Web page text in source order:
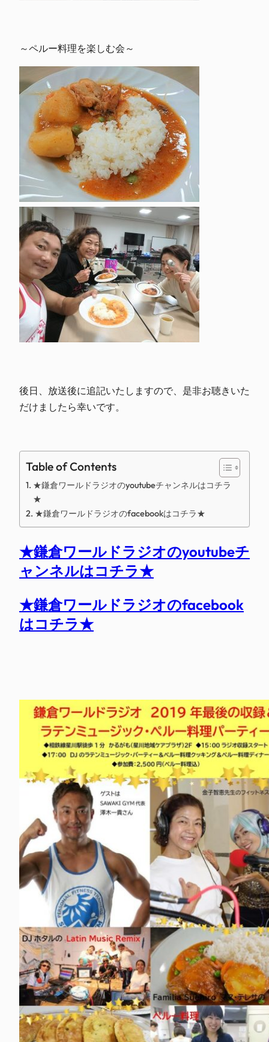
～ペルー料理を楽しむ会～
後日、放送後に追記いたしますので、是非お聴きいた
だけましたら幸いです。
Table of Contents
★鎌倉ワールドラジオのyoutubeチャンネルはコチラ
★
★鎌倉ワールドラジオのfacebookはコチラ★
★鎌倉ワールドラジオのyoutubeチ
ャンネルはコチラ★
★鎌倉ワールドラジオのfacebook
はコチラ★